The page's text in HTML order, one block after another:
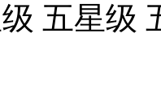
五星级